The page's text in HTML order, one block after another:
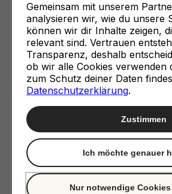
Gemeinsam mit unserem
analysieren wir, wie du unsere
können wir dir Inhalte zeigen,
relevant sind. Vertrauen
Transparenz, deshalb
ob wir alle Cookies verwenden
zum Schutz deiner Daten
Datenschutzerklärung.
Nur notwendige
Ich möchte genauer
Zustimmen